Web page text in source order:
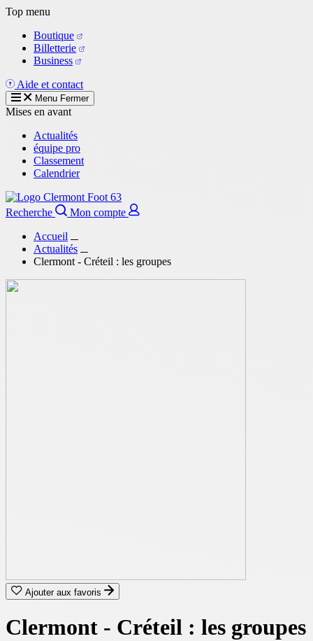
Aller
contenu
principal
Top menu
Boutique
Billetterie
Business
Aide et contact
Menu Fermer
Mises en avant
Actualités
équipe pro
Classement
Calendrier
Recherche
Mon compte
Accueil
Actualités
Clermont - Créteil : les groupes
Ajouter aux favoris
Clermont - Créteil : les groupes